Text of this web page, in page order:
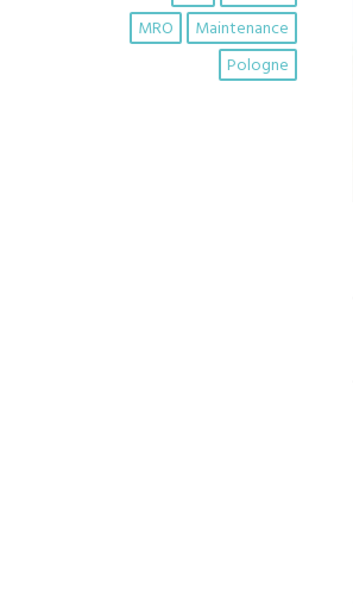
Maintenance
MRO
Pologne